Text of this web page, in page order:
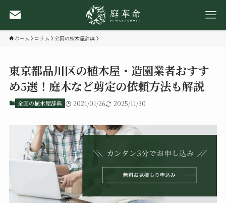
ホーム コラム 全国の植木屋辞典
東京都品川区の植木屋・造園業者おすす
め5選！庭木など剪定の依頼方法も解説
全国の植木屋辞典 2021/01/26 2025/11/30